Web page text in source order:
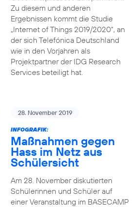
Zu diesem und anderen
Ergebnissen kommt die Studie
„Internet of Things 2019/2020“, an
der sich Telefónica Deutschland
wie in den Vorjahren als
Projektpartner der IDG Research
Services beteiligt hat.
28. November 2019
INFOGRAFIK:
Maßnahmen gegen
Hass im Netz aus
Schülersicht
Am 28. November diskutierten
Schülerinnen und Schüler auf
einer Veranstaltung im BASECAMP